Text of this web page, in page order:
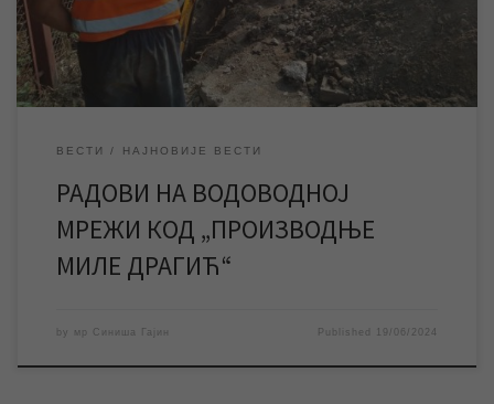
у четвртак 20. јуна у преподневним часовима […]
ВЕСТИ НАЈНОВИЈЕ ВЕСТИ
РАДОВИ НА ВОДОВОДНОЈ
МРЕЖИ КОД „ПРОИЗВОДЊЕ
МИЛЕ ДРАГИЋ“
by мр Синиша Гајин Published 19/06/2024